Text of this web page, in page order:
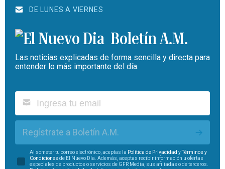
DE LUNES A VIERNES
Boletín A.M.
Las noticias explicadas de forma sencilla y directa para
entender lo más importante del día.
Regístrate a Boletín A.M.
Al someter tu correo electrónico, aceptas la Política de Privacidad yTérminos y
Condiciones de El Nuevo Día. Además, aceptas recibir información u ofertas
especiales de productos o servicios de GFR Media, sus afiliadas o de terceros.